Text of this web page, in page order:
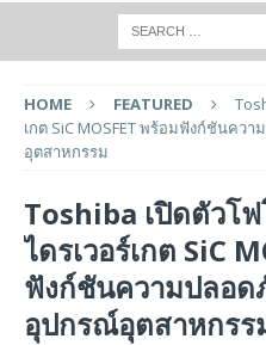
HOME FEATURED
เกต SiC MOSFET พร้อมฟังก์ชันค
อุตสาหกรรม
Toshiba เปิดตัวโ
ไดรเวอร์เกต SiC
ฟังก์ชันความปลอ
อุปกรณ์อุตสาหกรร